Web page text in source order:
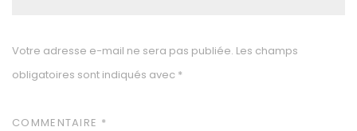
Votre adresse e-mail ne sera pas publiée. Les champs
obligatoires sont indiqués avec *
COMMENTAIRE *